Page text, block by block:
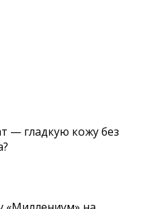
— гладкую кожу без